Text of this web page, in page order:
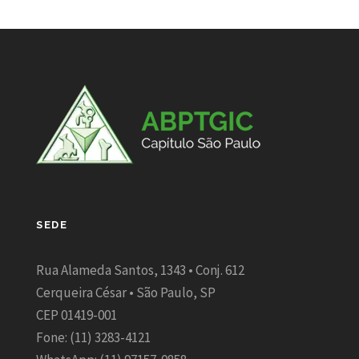
SEDE
Rua Alameda Santos, 1343 • Conj. 612
Cerqueira César • São Paulo, SP
CEP 01419-001
Fone: (11) 3283-4121